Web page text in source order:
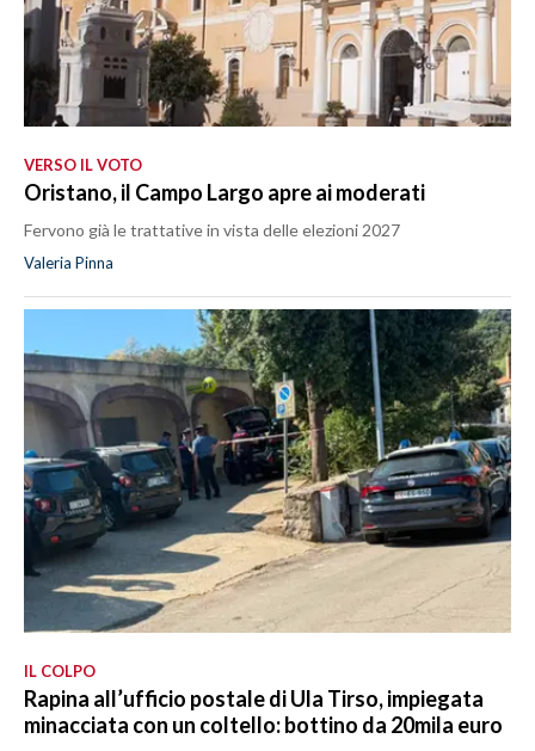
VERSO IL VOTO
Oristano, il Campo Largo apre ai moderati
Fervono già le trattative in vista delle elezioni 2027
Valeria Pinna
IL COLPO
Rapina all’ufficio postale di Ula Tirso, impiegata
minacciata con un coltello: bottino da 20mila euro